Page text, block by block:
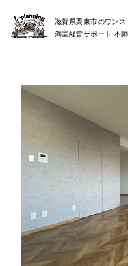
滋賀県栗東市のワン
満室経営サポート 不